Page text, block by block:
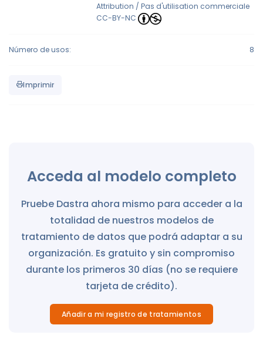
Attribution / Pas d'utilisation commerciale
CC-BY-NC
Número de usos: 8
Imprimir
Acceda al modelo completo
Pruebe Dastra ahora mismo para acceder a la
totalidad de nuestros modelos de
tratamiento de datos que podrá adaptar a su
organización. Es gratuito y sin compromiso
durante los primeros 30 días (no se requiere
tarjeta de crédito).
Añadir a mi registro de tratamientos